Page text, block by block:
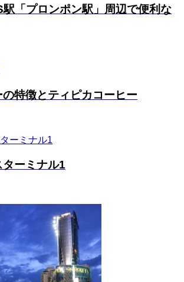
「プロンポン駅」周辺で便利な
特徴とティピカコーヒー
ーミナル1